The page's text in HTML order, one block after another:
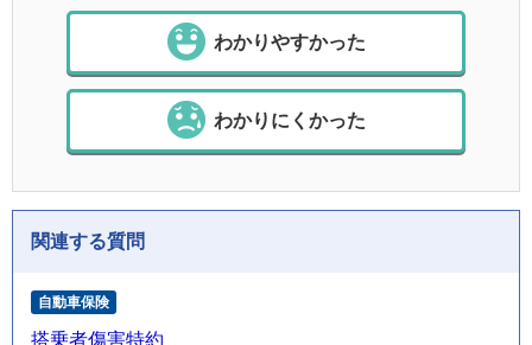
わかりやすかった
わかりにくかった
関連する質問
自動車保険
搭乗者傷害特約